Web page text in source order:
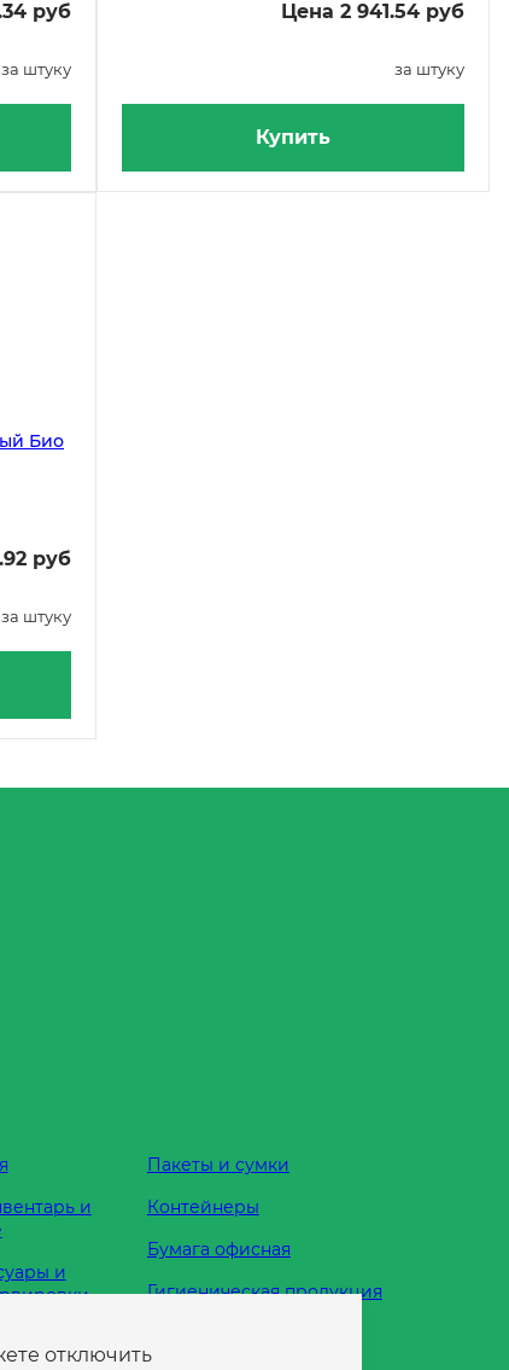
руб
за штуку
Цена 2 941.54 руб
за штуку
Купить
Био
руб
за штуку
и
и
Пакеты и сумки
Контейнеры
Бумага офисная
Гигиеническая продукция
отключить